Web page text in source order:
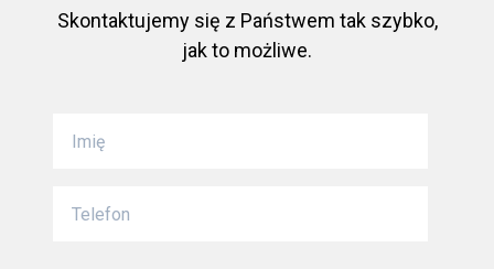
Skontaktujemy się z Państwem tak szybko,
jak to możliwe.